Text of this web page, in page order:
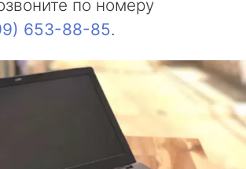
по номеру
653-88-85.